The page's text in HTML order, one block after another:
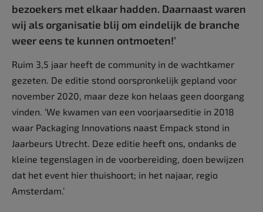
bezoekers met elkaar hadden. Daarnaast waren
wij als organisatie blij om eindelijk de branche
weer eens te kunnen ontmoeten!’
Ruim 3,5 jaar heeft de community in de wachtkamer
gezeten. De editie stond oorspronkelijk gepland voor
november 2020, maar deze kon helaas geen doorgang
vinden. ‘We kwamen van een voorjaarseditie in 2018
waar Packaging Innovations naast Empack stond in
Jaarbeurs Utrecht. Deze editie heeft ons, ondanks de
kleine tegenslagen in de voorbereiding, doen bewijzen
dat het event hier thuishoort; in het najaar, regio
Amsterdam.’